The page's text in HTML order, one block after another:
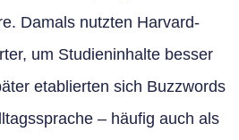
Damals nutzten Harvard-
um Studieninhalte besser
etablierten sich Buzzwords
– häufig auch als